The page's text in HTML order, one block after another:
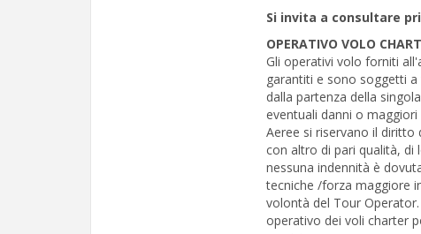
Si invita a consultare
OPERATIVO VOLO
Gli operativi volo forniti
garantiti e sono soggetti
dalla partenza della
eventuali danni o
Aeree si riservano il
con altro di pari qualità, di
nessuna indennità è
tecniche /forza maggiore
volontà del Tour
operativo dei voli charter